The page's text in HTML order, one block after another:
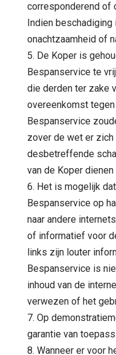
corresponderend
Indien
onachtzaamheid of
5. De Koper is
Bespanservice te
die derden ter zake
overeenkomst
Bespanservice
zover de wet er
desbetreffende
van de Koper dienen
6. Het is mogelijk
Bespanservice op
naar andere
of informatief voor
links zijn louter
Bespanservice is
inhoud van de
verwezen of het
7. Op
garantie van
8. Wanneer er voor